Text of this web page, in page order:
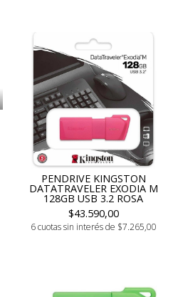
PENDRIVE KINGSTON
DATATRAVELER EXODIA M
128GB USB 3.2 ROSA
$43.590,00
6 cuotas sin interés de $7.265,00